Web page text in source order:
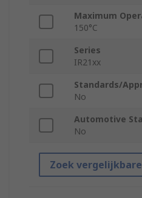
Maximum
150°C
Series
IR21xx
Standards/
No
Automotive
No
Zoek